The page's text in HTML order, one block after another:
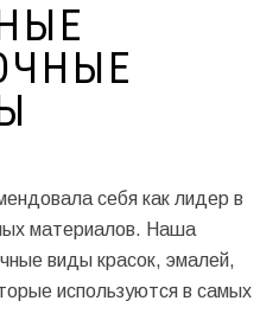
себя как лидер в
материалов. Наша
виды красок, эмалей,
используются в самых